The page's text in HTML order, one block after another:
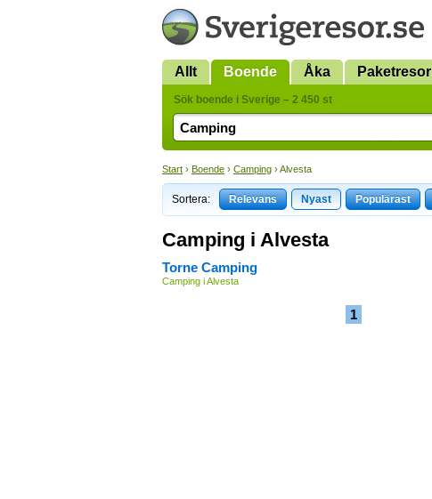
Allt Boende Åka Paketresor
Sök boende i Sverige – 2 450 st
Start › Boende › Camping › Alvesta
Sortera: Relevans Nyast Populärast
Camping i Alvesta
Torne Camping
Camping i Alvesta
1